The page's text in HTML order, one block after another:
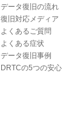
データ復旧の流れ
復旧対応メディア
よくあるご質問
よくある症状
データ復旧事例
DRTCの5つの安心